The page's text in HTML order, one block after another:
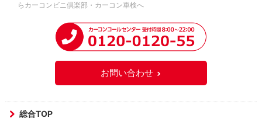
らカーコンビニ倶楽部・カーコン車検へ
お問い合わせ
総合TOP